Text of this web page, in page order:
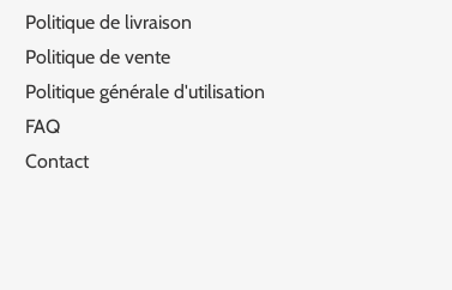
Politique de livraison
Politique de vente
Politique générale d'utilisation
FAQ
Contact